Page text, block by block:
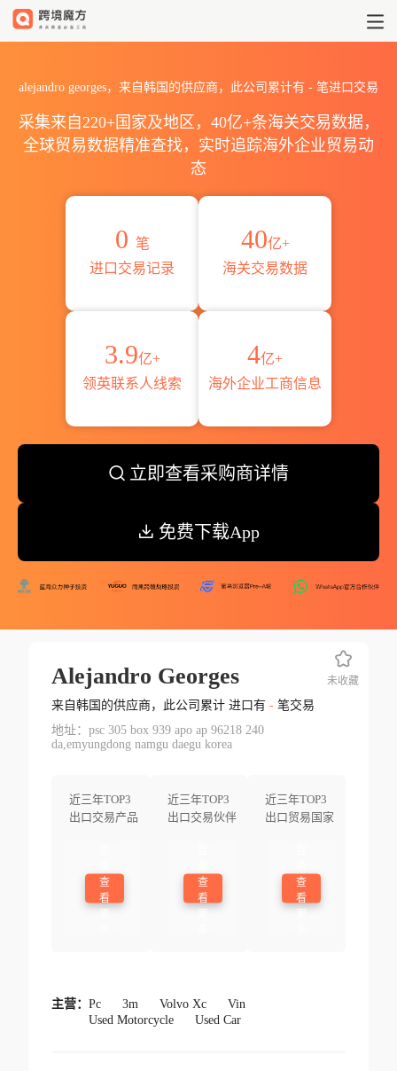
alejandro georges，来自韩国的供应商，此公司累计有 - 笔进口交易
采集来自220+国家及地区，40亿+条海关交易数据，
全球贸易数据精准查找，实时追踪海外企业贸易动
态
0 笔
进口交易记录
40亿+
海关交易数据
3.9亿+
领英联系人线索
4亿+
海外企业工商信息
立即查看采购商详情
免费下载App
Alejandro Georges
来自韩国的供应商，此公司累计 进口有 -笔交易
地址：psc 305 box 939 apo ap 96218 240
da,emyungdong namgu daegu korea
近三年TOP3
出口交易产品
查
看
近三年TOP3
出口交易伙伴
查
看
近三年TOP3
出口贸易国家
查
看
未收藏
主营： Pc 3m Volvo Xc
Vin
Used Motorcycle
Used Car